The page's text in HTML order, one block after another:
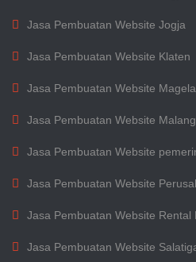
Jasa Pembuatan Website Jogja
Jasa Pembuatan Website Klaten
Jasa Pembuatan Website
Jasa Pembuatan Website Malang
Jasa Pembuatan Website
Jasa Pembuatan Website
Jasa Pembuatan Website Rental
Jasa Pembuatan Website